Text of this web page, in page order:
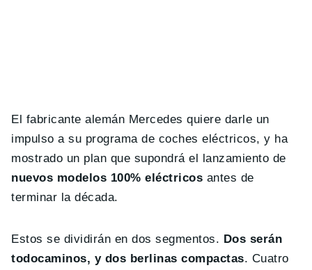
El fabricante alemán Mercedes quiere darle un
impulso a su programa de coches eléctricos, y ha
mostrado un plan que supondrá el lanzamiento de
nuevos modelos 100% eléctricos antes de
terminar la década.
Estos se dividirán en dos segmentos. Dos serán
todocaminos, y dos berlinascompactas. Cuatro